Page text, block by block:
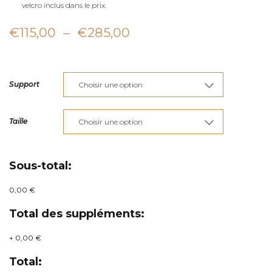
velcro inclus dans le prix.
€115,00 – €285,00
prix :
€115,00
à
€285,00
Support
Taille
Sous-total:
0,00 €
Total des suppléments:
+ 0,00 €
Total: